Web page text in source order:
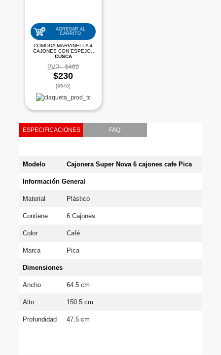
AGREGAR AL
CARRITO
COMODA MARIANELLA 4
CAJONES CON ESPEJO |
CUSCA
PVP: $469
$230
[9540]
ESPECIFICACIONES FAQ
Modelo Cajonera Super Nova 6 cajones cafe Pica
Información General
Material Plástico
Contiene 6 Cajones
Color Café
Marca Pica
Dimensiones
Ancho 64.5 cm
Alto 150.5 cm
Profundidad 47.5 cm